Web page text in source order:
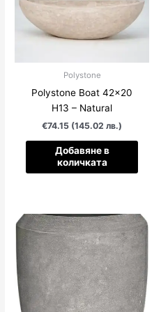
Polystone
Polystone Boat 42×20
Н13 – Natural
€74.15 (145.02 лв.)
Добавяне в
количката